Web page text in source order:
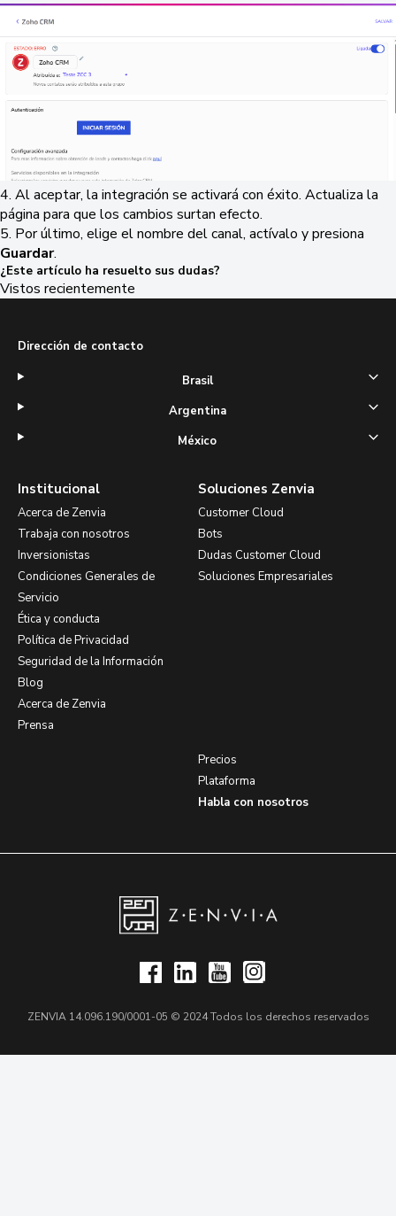
4. Al aceptar, la integración se activará con éxito. Actualiza la
página para que los cambios surtan efecto.
5. Por último, elige el nombre del canal, actívalo y presiona
Guardar.
¿Este artículo ha resuelto sus dudas?
Vistos recientemente
Institucional
Acerca de Zenvia
Trabaja con nosotros
Inversionistas
Condiciones Generales de
Servicio
Ética y conducta
Política de Privacidad
Seguridad de la Información
Blog
Acerca de Zenvia
Prensa
Soluciones Zenvia
Customer Cloud
Bots
Dudas Customer Cloud
Soluciones Empresariales
Precios
Plataforma
Habla con nosotros
Dirección de contacto
Brasil
Argentina
México
ZENVIA 14.096.190/0001-05 © 2024 Todos los derechos reservados